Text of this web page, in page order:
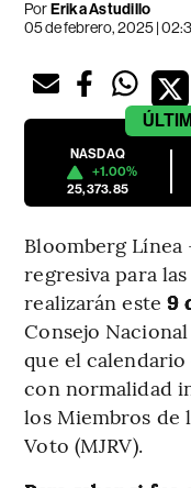
PorErika Astudillo
05 de febrero, 2025 |
NASDAQ
+1.00%
25,373.85
Bloomberg
regresiva para
realizarán este 9
Consejo
que el
con normalidad
los Miembros de
Voto (MJRV).